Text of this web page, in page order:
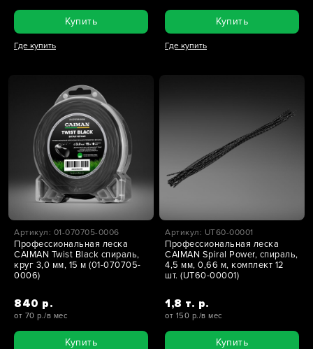
Купить
Где купить
Купить
Где купить
Артикул: 01-070705-0006
Профессиональная леска
CAIMAN Twist Black спираль,
круг 3,0 мм, 15 м (01-070705-
0006)
840 р.
от 70 р./в мес
Купить
Артикул: UT60-00001
Профессиональная леска
CAIMAN Spiral Power, спираль,
4,5 мм, 0,66 м, комплект 12
шт. (UT60-00001)
1,8 т. р.
от 150 р./в мес
Купить